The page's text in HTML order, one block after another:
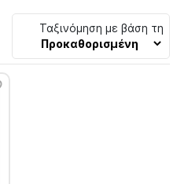
Ταξινόμηση με βάση τη